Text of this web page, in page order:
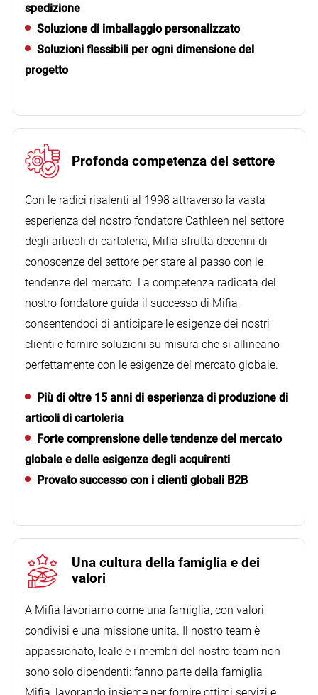
Servizio perfetto
Grande supporto per il cliente per superare la
Il cliente è stato molto colpito dal nostro
aziendale.
spedizione
Soluzione di imballaggio personalizzato
Soluzioni flessibili per ogni dimensione del
progetto
Profonda competenza del settore
Con le radici risalenti al 1998 attraverso la vasta
esperienza del nostro fondatore Cathleen nel settore
degli articoli di cartoleria, Mifia sfrutta decenni di
conoscenze del settore per stare al passo con le
tendenze del mercato. La competenza radicata del
nostro fondatore guida il successo di Mifia,
consentendoci di anticipare le esigenze dei nostri
clienti e fornire soluzioni su misura che si allineano
perfettamente con le esigenze del mercato globale.
Più di oltre 15 anni di esperienza di produzione di
articoli di cartoleria
Forte comprensione delle tendenze del mercato
globale e delle esigenze degli acquirenti
Provato successo con i clienti globali B2B
Una cultura della famiglia e dei
valori
A Mifia lavoriamo come una famiglia, con valori
condivisi e una missione unita. Il nostro team è
appassionato, leale e i membri del nostro team non
sono solo dipendenti: fanno parte della famiglia